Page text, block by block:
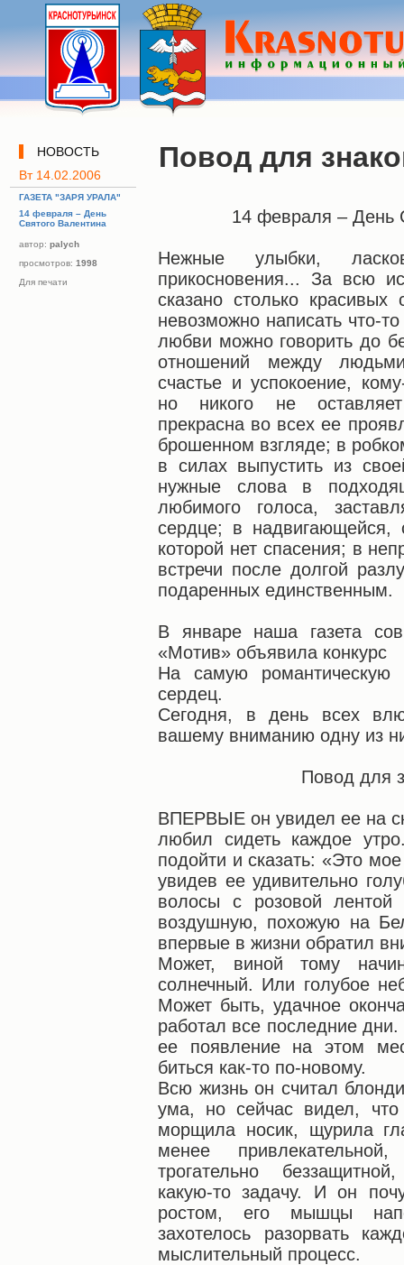
НОВОСТЬ
Вт 14.02.2006
ГАЗЕТА "ЗАРЯ УРАЛА"
14 февраля – День
Святого Валентина
автор: palych
просмотров: 1998
Для печати
Повод для
14 февраля – День
Нежные улыбки,
прикосновения... За всю
сказано столько
невозможно написать что-
любви можно говорить до
отношений между
счастье и успокоение,
но никого не
прекрасна во всех ее
брошенном взгляде; в
в силах выпустить из
нужные слова в
любимого голоса,
сердце; в надвигающейся,
которой нет спасения; в
встречи после долгой
подаренных единственным.
В январе наша газета
«Мотив» объявила конкурс
На самую романтическую
сердец.
Сегодня, в день всех
вашему вниманию одну из
Повод для
ВПЕРВЫЕ он увидел ее на
любил сидеть каждое
подойти и сказать: «Это
увидев ее удивительно
волосы с розовой
воздушную, похожую на
впервые в жизни обратил
Может, виной тому
солнечный. Или голубое
Может быть, удачное
работал все последние
ее появление на этом
биться как-то по-новому.
Всю жизнь он считал
ума, но сейчас видел,
морщила носик, щурила
менее
трогательно
какую-то задачу. И он
ростом, его мышцы
захотелось разорвать
мыслительный процесс.